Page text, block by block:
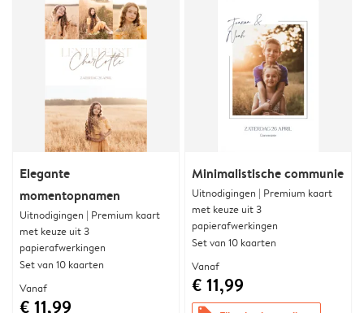
Elegante
momentopnamen
Uitnodigingen | Premium kaart
met keuze uit 3
papierafwerkingen
Set van 10 kaarten
Vanaf
€ 11,99
Minimalistische communie
Uitnodigingen | Premium kaart
met keuze uit 3
papierafwerkingen
Set van 10 kaarten
Vanaf
€ 11,99